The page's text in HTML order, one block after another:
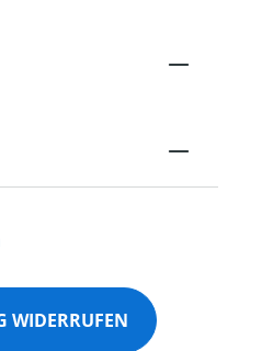
WIDERRUFEN